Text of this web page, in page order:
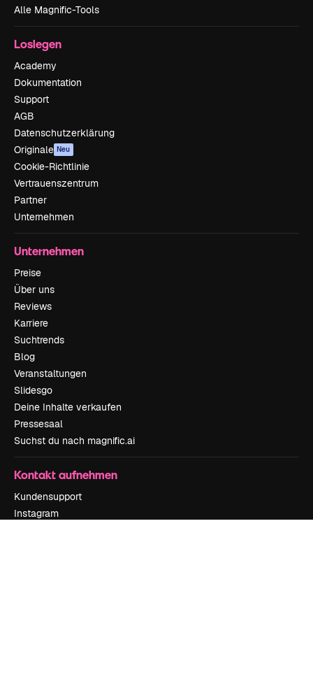
Alle Magnific-Tools
Loslegen
Academy
Dokumentation
Support
AGB
Datenschutzerklärung
Originale Neu
Cookie-Richtlinie
Vertrauenszentrum
Partner
Unternehmen
Unternehmen
Preise
Über uns
Reviews
Karriere
Suchtrends
Blog
Veranstaltungen
Slidesgo
Deine Inhalte verkaufen
Pressesaal
Suchst du nach magnific.ai
Kontakt aufnehmen
Kundensupport
Instagram